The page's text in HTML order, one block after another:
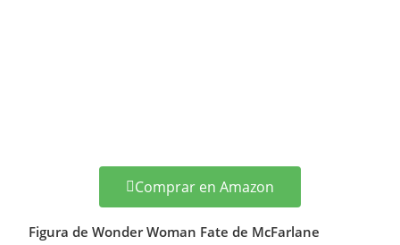
Comprar en Amazon
Figura de Wonder Woman Fate de McFarlane